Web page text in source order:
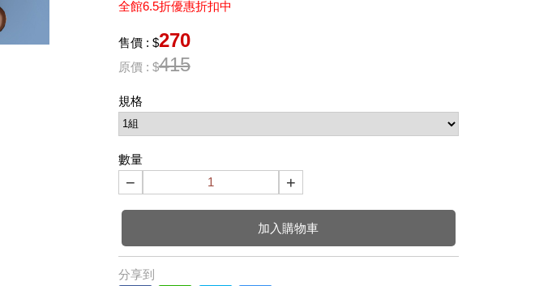
全館6.5折優惠折扣中
售價 : $270
原價 : $415
規格
數量
− +
加入購物車
分享到